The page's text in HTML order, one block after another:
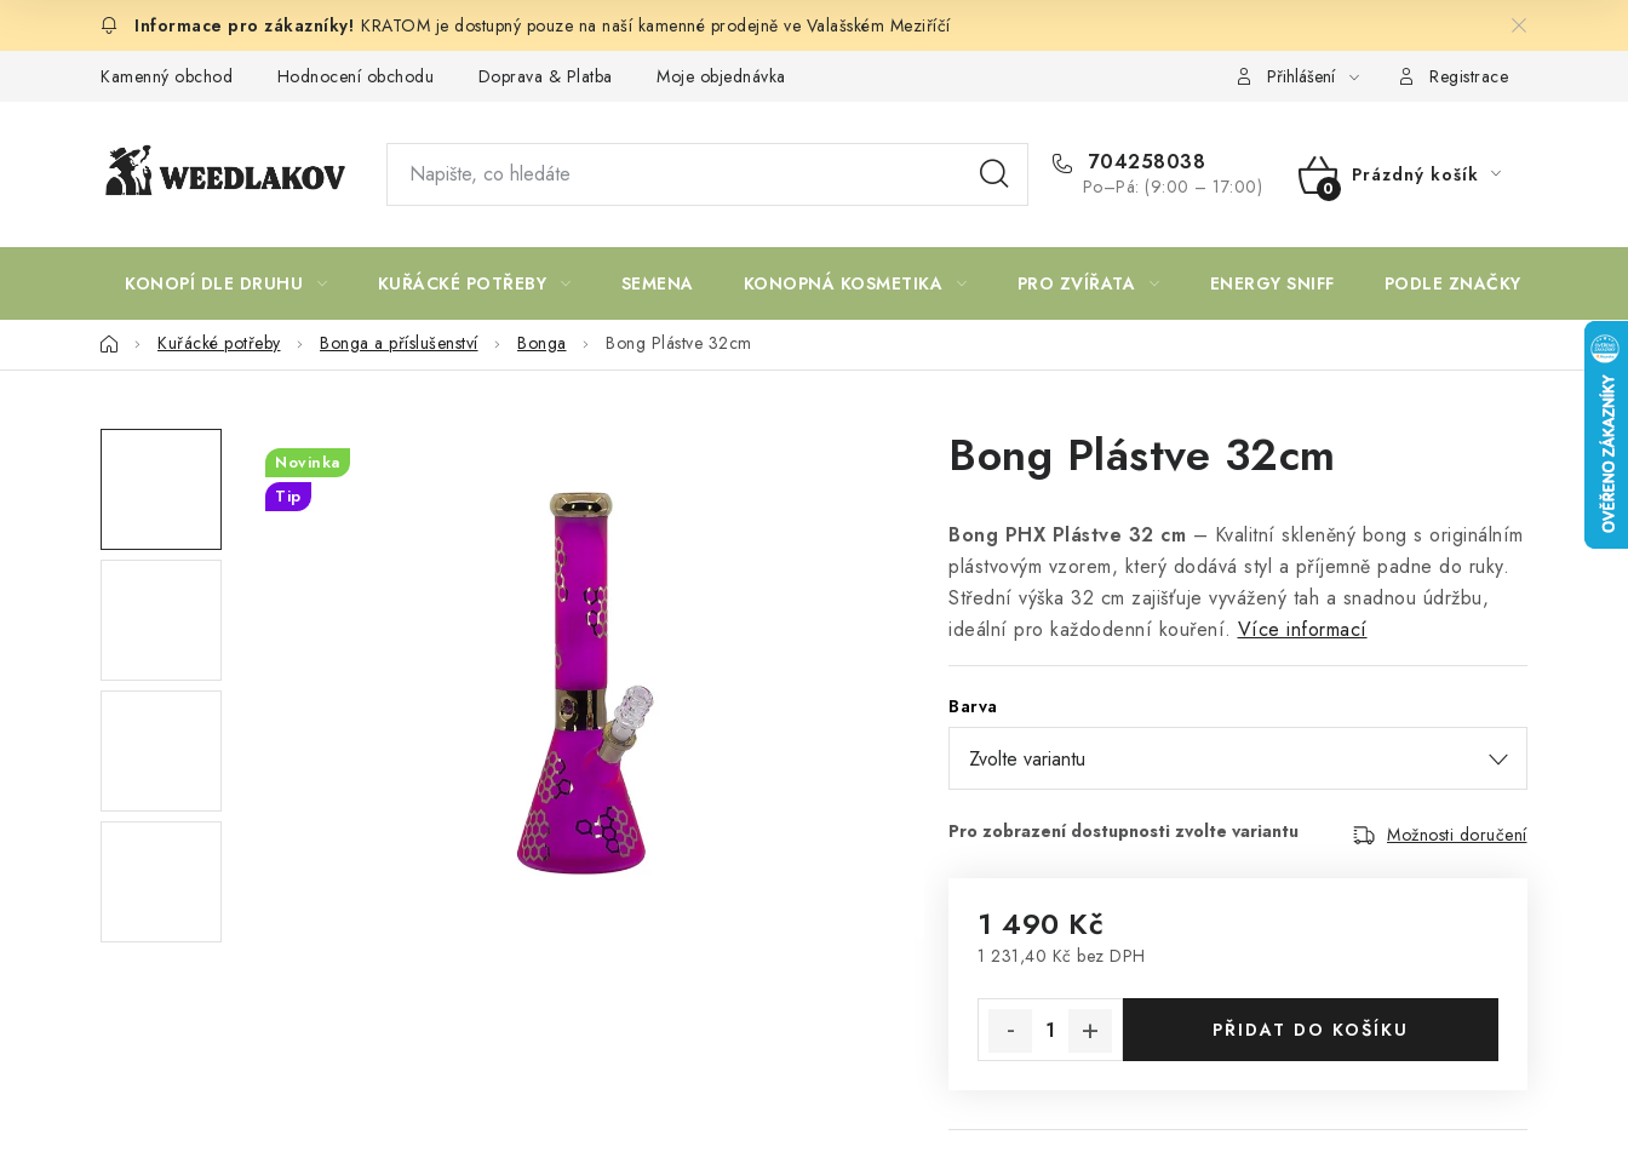
KRATOM je dostupný pouze na naší kamenné prodejně ve Valašském Meziříčí
Kamenný obchod Hodnocení obchodu Doprava & Platba Moje objednávka Přihlášení Registrace
704258038
Po–Pá: (9:00 – 17:00)
NÁKUPNÍ
Prázdný košík
KONOPÍ DLE DRUHU KUŘÁCKÉ POTŘEBY SEMENA KONOPNÁ KOSMETIKA PRO ZVÍŘATA ENERGY SNIFF PODLE ZNAČKY
DomůKuřácké potřeby Bonga a příslušenství Bonga Bong Plástve 32cm
Bong Plástve 32cm
Bong PHX Plástve 32 cm – Kvalitní skleněný bong s originálním
plástvovým vzorem, který dodává styl a příjemně padne do ruky.
Střední výška 32 cm zajišťuje vyvážený tah a snadnou údržbu,
ideální pro každodenní kouření. Více informací
Barva
Možnosti doručení
1 490 Kč
1 231,40 Kč bez DPH
PŘIDAT DO KOŠÍKU
Novinka
Tip